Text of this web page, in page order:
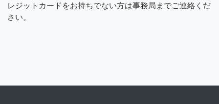
レジットカードをお持ちでない方は事務局までご連絡くだ
さい。